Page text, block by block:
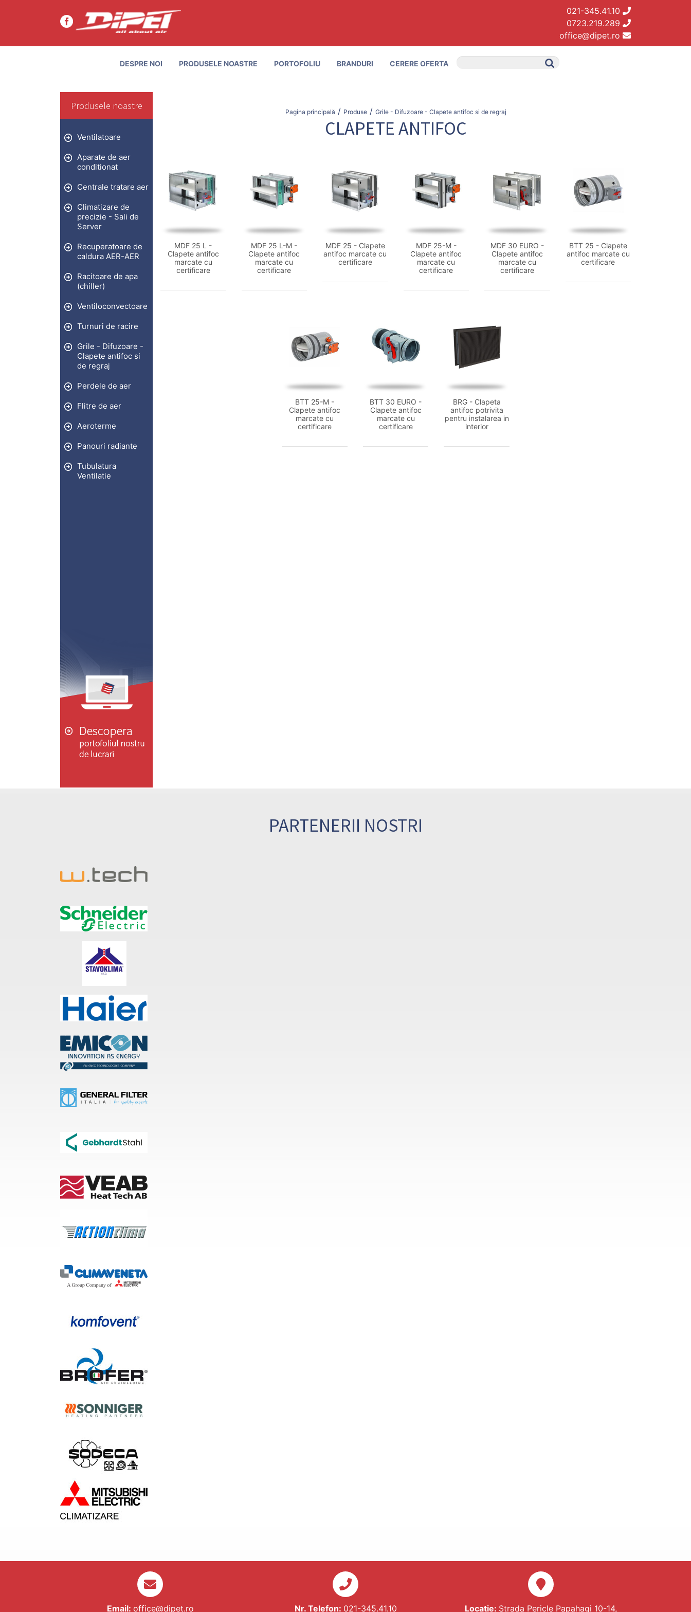
021-345.41.10
0723.219.289
office@dipet.ro
DESPRE NOI PRODUSELE NOASTRE PORTOFOLIU BRANDURI CERERE OFERTA
Produsele noastre
Ventilatoare
Aparate de aer
conditionat
Centrale tratare aer
Climatizare de
precizie - Sali de
Server
Recuperatoare de
caldura AER-AER
Racitoare de apa
(chiller)
Ventiloconvectoare
Turnuri de racire
Grile - Difuzoare -
Clapete antifoc si
de regraj
Perdele de aer
Flitre de aer
Aeroterme
Panouri radiante
Tubulatura
Ventilatie
Pagina principală / Produse/ Grile - Difuzoare - Clapete antifoc si de regraj
CLAPETE ANTIFOC
MDF 25 L -
Clapete antifoc
marcate cu
certificare
MDF 25 L-M -
Clapete antifoc
marcate cu
certificare
MDF 25 - Clapete
antifoc marcate cu
certificare
MDF 25-M -
Clapete antifoc
marcate cu
certificare
MDF 30 EURO -
Clapete antifoc
marcate cu
certificare
BTT 25 - Clapete
antifoc marcate cu
certificare
BTT 25-M -
Clapete antifoc
marcate cu
certificare
BTT 30 EURO -
Clapete antifoc
marcate cu
certificare
BRG - Clapeta
antifoc potrivita
pentru instalarea in
interior
PARTENERII NOSTRI
Email: office@dipet.ro Nr. Telefon: 021-345.41.10 Locatie: Strada Pericle Papahagi 10-14,